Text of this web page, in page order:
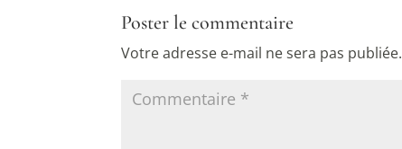
Poster le commentaire
Votre adresse e-mail ne sera pas publiée.